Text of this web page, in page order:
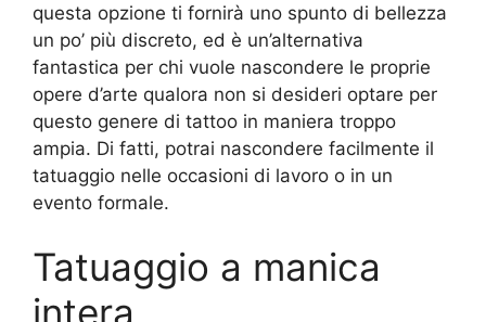
questa opzione ti fornirà uno spunto di bellezza
un po’ più discreto, ed è un’alternativa
fantastica per chi vuole nascondere le proprie
opere d’arte qualora non si desideri optare per
questo genere di tattoo in maniera troppo
ampia. Di fatti, potrai nascondere facilmente il
tatuaggio nelle occasioni di lavoro o in un
evento formale.
Tatuaggio a manica
intera